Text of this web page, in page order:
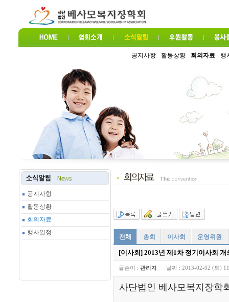
공지사항 활동상황 회의자료 행
공지사항
활동상황
회의자료
행사일정
전체 총회 이사회 운영위원
[이사회] 2013년 제1차 정기이사회 개
글쓴이 : 관리자 날짜 : 2013-02-02 (토)
사단법인 베사모복지장학